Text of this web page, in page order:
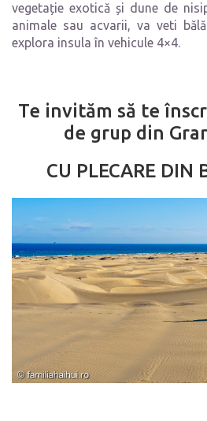
vegetație exotică și dune de
animale sau acvarii, va veti
explora insula în vehicule 4×4.
Te invităm să te
de grup din
CU PLECARE DIN